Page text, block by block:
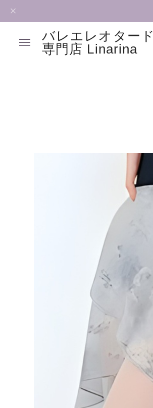
バレエレオタード
専門店 Linarina